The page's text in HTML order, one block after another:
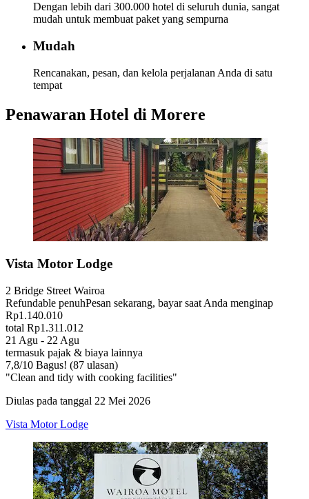
Dengan lebih dari 300.000 hotel di seluruh dunia, sangat
mudah untuk membuat paket yang sempurna
Mudah
Rencanakan, pesan, dan kelola perjalanan Anda di satu
tempat
Penawaran Hotel di Morere
Vista Motor Lodge
2 Bridge Street Wairoa
Refundable penuhPesan sekarang, bayar saat Anda menginap
Rp1.140.010
total Rp1.311.012
21 Agu - 22 Agu
termasuk pajak & biaya lainnya
7,8/10 Bagus! (87 ulasan)
"Clean and tidy with cooking facilities"
Diulas pada tanggal 22 Mei 2026
Vista Motor Lodge